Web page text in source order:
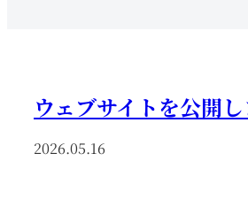
ウェブサイトを公開
2026.05.16